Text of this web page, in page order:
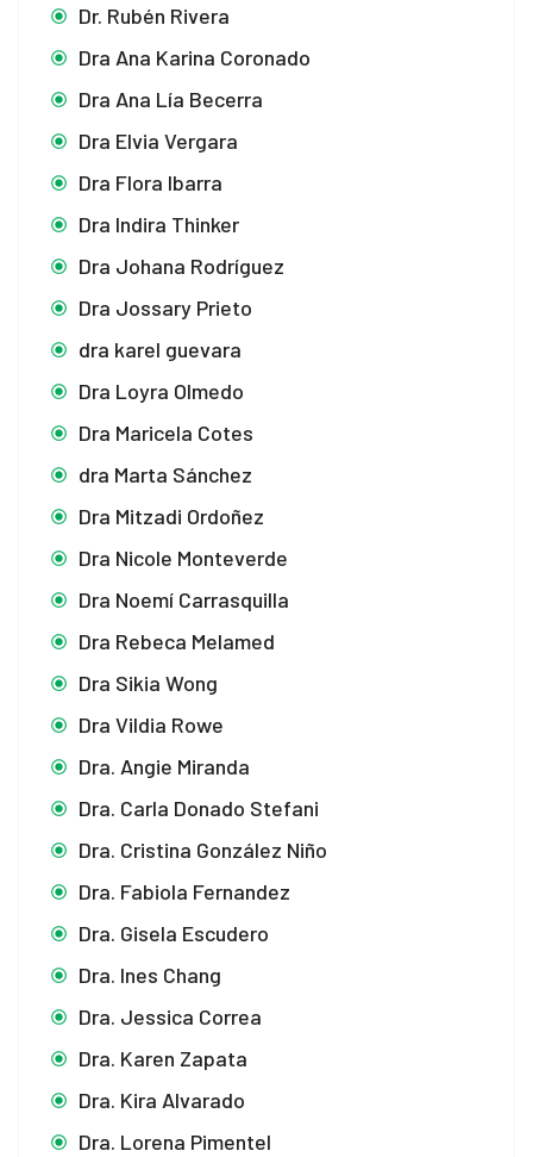
Dr. Rubén Rivera
Dra Ana Karina Coronado
Dra Ana Lía Becerra
Dra Elvia Vergara
Dra Flora Ibarra
Dra Indira Thinker
Dra Johana Rodríguez
Dra Jossary Prieto
dra karel guevara
Dra Loyra Olmedo
Dra Maricela Cotes
dra Marta Sánchez
Dra Mitzadi Ordoñez
Dra Nicole Monteverde
Dra Noemí Carrasquilla
Dra Rebeca Melamed
Dra Sikia Wong
Dra Vildia Rowe
Dra. Angie Miranda
Dra. Carla Donado Stefani
Dra. Cristina González Niño
Dra. Fabiola Fernandez
Dra. Gisela Escudero
Dra. Ines Chang
Dra. Jessica Correa
Dra. Karen Zapata
Dra. Kira Alvarado
Dra. Lorena Pimentel